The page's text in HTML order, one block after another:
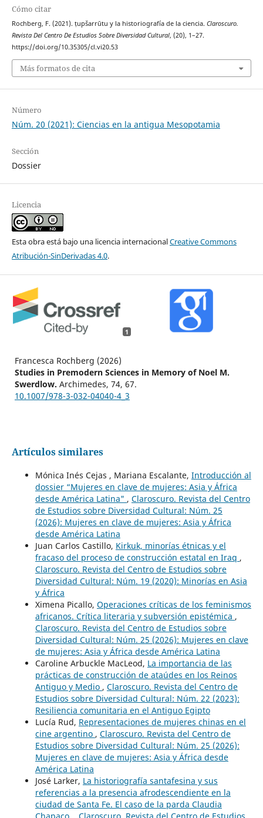
Cómo citar
Rochberg, F. (2021). ṭupšarrūtu y la historiografía de la ciencia. Claroscuro.
Revista Del Centro De Estudios Sobre Diversidad Cultural, (20), 1–27.
https://doi.org/10.35305/cl.vi20.53
Más formatos de cita
Número
Núm. 20 (2021): Ciencias en la antigua Mesopotamia
Sección
Dossier
Licencia
Esta obra está bajo una licencia internacionalCreative Commons
Atribución-SinDerivadas 4.0.
1
Francesca Rochberg (2026)
Studies in Premodern Sciences in Memory of Noel M.
Swerdlow. Archimedes, 74, 67.
10.1007/978-3-032-04040-4_3
Artículos similares
Mónica Inés Cejas , Mariana Escalante, Introducción al
dossier “Mujeres en clave de mujeres: Asia y África
desde América Latina" , Claroscuro. Revista del Centro
de Estudios sobre Diversidad Cultural: Núm. 25
(2026): Mujeres en clave de mujeres: Asia y África
desde América Latina
Juan Carlos Castillo, Kirkuk, minorías étnicas y el
fracaso del proceso de construcción estatal en Iraq ,
Claroscuro. Revista del Centro de Estudios sobre
Diversidad Cultural: Núm. 19 (2020): Minorías en Asia
y África
Ximena Picallo, Operaciones críticas de los feminismos
africanos. Crítica literaria y subversión epistémica ,
Claroscuro. Revista del Centro de Estudios sobre
Diversidad Cultural: Núm. 25 (2026): Mujeres en clave
de mujeres: Asia y África desde América Latina
Caroline Arbuckle MacLeod, La importancia de las
prácticas de construcción de ataúdes en los Reinos
Antiguo y Medio , Claroscuro. Revista del Centro de
Estudios sobre Diversidad Cultural: Núm. 22 (2023):
Resiliencia comunitaria en el Antiguo Egipto
Lucía Rud, Representaciones de mujeres chinas en el
cine argentino , Claroscuro. Revista del Centro de
Estudios sobre Diversidad Cultural: Núm. 25 (2026):
Mujeres en clave de mujeres: Asia y África desde
América Latina
José Larker, La historiografía santafesina y sus
referencias a la presencia afrodescendiente en la
ciudad de Santa Fe. El caso de la parda Claudia
Chapaco.
Claroscuro. Revista del Centro de Estudios